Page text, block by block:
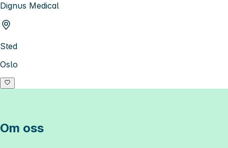
Dignus Medical
Sted
Oslo
Om oss